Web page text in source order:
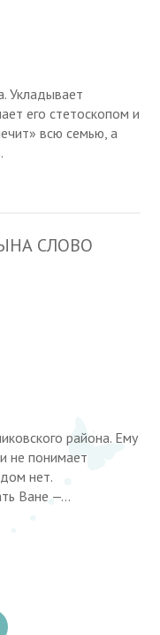
Укладывает
его стетоскопом и
всю семью, а
СЛОВО
района. Ему
не понимает
нет.
Ване —...